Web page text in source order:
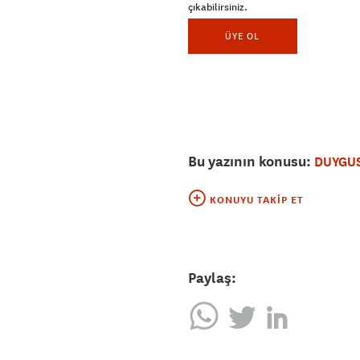
çıkabilirsiniz.
ÜYE OL
Bu yazının konusu:
KONUYU TAKIP ET
Paylaş: